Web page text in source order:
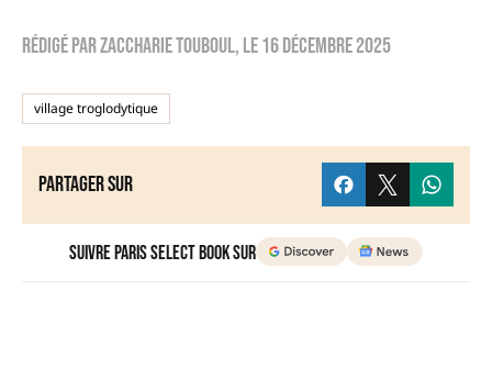
Rédigé parzaccharie touboul, le16 décembre 2025
village troglodytique
Partager sur
Suivre Paris Select Book sur